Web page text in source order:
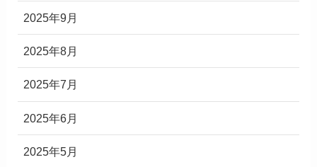
2025年9月
2025年8月
2025年7月
2025年6月
2025年5月